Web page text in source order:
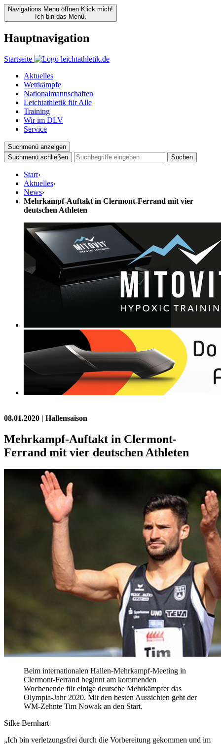
Navigations Menu öffnen Klick mich!
Ich bin das Menü.
Hauptnavigation
Startseite
Aktuelles
Wettkämpfe
Nationalmannschaften
Leichtathletik für Alle
Training
Wir im DLV
Service
Suchmenü anzeigen
Suchmenü schließen
Suchen
Start›
Aktuelles›
News›
Mehrkampf-Auftakt in Clermont-Ferrand mit vier
deutschen Athleten
08.01.2020 | Hallensaison
Mehrkampf-Auftakt in Clermont-
Ferrand mit vier deutschen Athleten
Beim internationalen Hallen-Mehrkampf-Meeting in
Clermont-Ferrand beginnt am kommenden
Wochenende für einige deutsche Mehrkämpfer das
Olympia-Jahr 2020. Mit den besten Aussichten geht der
WM-Zehnte Tim Nowak an den Start.
Silke Bernhart
„Ich bin verletzungsfrei durch die Vorbereitung gekommen und im